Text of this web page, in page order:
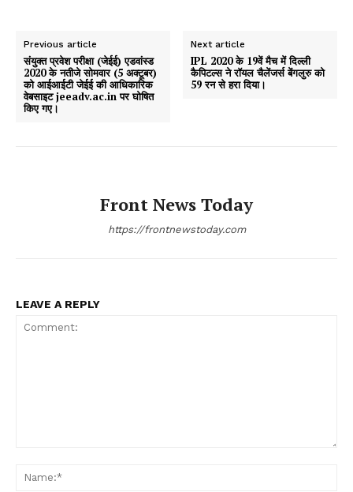
Previous article
संयुक्त प्रवेश परीक्षा (जेईई) एडवांस्ड
2020 के नतीजे सोमवार (5 अक्टूबर)
को आईआईटी जेईई की आधिकारिक
वेबसाइट jeeadv.ac.in पर घोषित
किए गए।
Next article
IPL 2020 के 19वें मैच में दिल्ली
कैपिटल्स ने रॉयल चैलेंजर्स बेंगलुरु को
59 रन से हरा दिया।
Front News Today
https://frontnewstoday.com
LEAVE A REPLY